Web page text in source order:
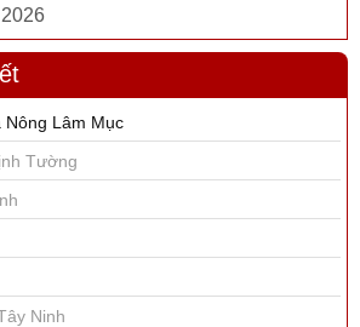
Lâm Mục
Tường
Ninh